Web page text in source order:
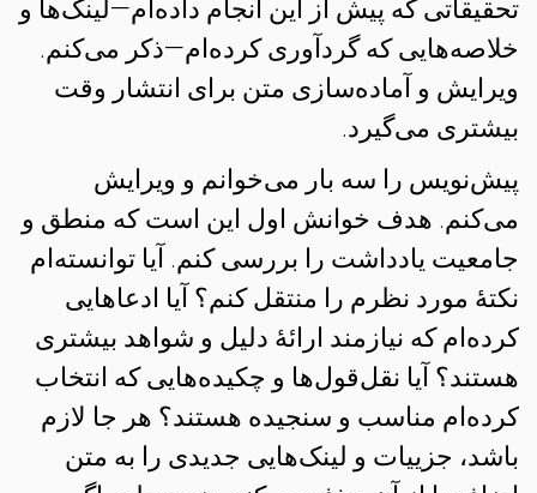
تحقیقاتی که پیش از این انجام داده‌ام—لینک‌ها و
خلاصه‌هایی که گردآوری کرده‌ام—ذکر می‌کنم.
ویرایش و آماده‌سازی متن برای انتشار وقت
بیشتری می‌گیرد.
پیش‌نویس را سه بار می‌خوانم و ویرایش
می‌کنم. هدف خوانش اول این است که منطق و
جامعیت یادداشت را بررسی کنم. آیا توانسته‌ام
نکتهٔ مورد نظرم را منتقل کنم؟ آیا ادعاهایی
کرده‌ام که نیازمند ارائهٔ دلیل و شواهد بیشتری
هستند؟ آیا نقل‌قول‌ها و چکیده‌هایی که انتخاب
کرده‌ام مناسب و سنجیده هستند؟ هر جا لازم
باشد، جزییات و لینک‌هایی جدیدی را به متن